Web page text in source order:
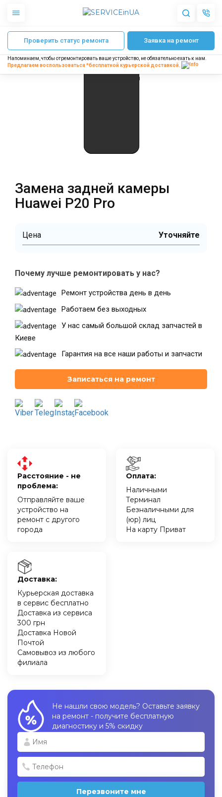
Apple
Гаджеты
Акустика
Партнерам
Интернет-магазин
г. Киев, ТЦ LAKE PLAZA, ул. Героев
г. Киев, ул. Казимира Малевича, 87
Дарница
г. Киев, Комфорт Таун, ул.
Березнева, 16, корпус 3
Проверить статус ремонта Заявка на ремонт
Напоминаем, чтобы отремонтировать ваше устройство, не обязательно ехать к нам.
Предлагаем воспользоваться *бесплатнойкурьерской доставкой.
Главная Ремонт телефонов Huawei Ремонт Huawei P20 Pro Замена
Замена задней камеры
Huawei P20 Pro
Цена Уточняйте
Почему лучше ремонтировать у нас?
Ремонт устройства день в день
Работаем без выходных
У нас самый большой склад запчастей в
Киеве
Гарантия на все наши работы и запчасти
Записаться на ремонт
Расстояние - не
проблема:
Отправляйте ваше
устройство на
ремонт с другого
города
Оплата:
Наличными
Терминал
Безналичными для
(юр) лиц
На карту Приват
Доставка:
Курьерская доставка
в сервис бесплатно
Доставка из сервиса
300 грн
Доставка Новой
Почтой
Самовывоз из любого
филиала
Не нашли свою модель? Оставьте заявку
на ремонт - получите бесплатную
диагностику и 5% скидку
Перезвоните мне